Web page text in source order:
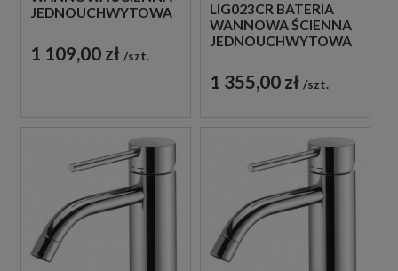
JEDNOUCHWYTOWA
1 109,00 zł szt.
LIG023CR BATERIA
WANNOWA ŚCIENNA
JEDNOUCHWYTOWA
1 355,00 zł szt.